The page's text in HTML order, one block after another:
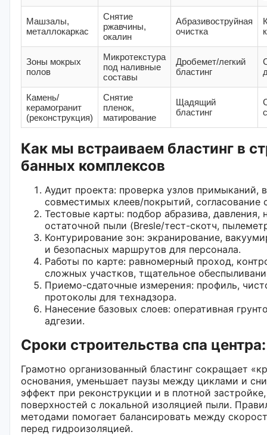
Машзалы,
металлокаркас
Снятие
ржавчины,
окалин
Абразивоструйная
очистка
Зоны мокрых
полов
Микротекстура
под наливные
составы
Дробемет/легкий
бластинг
Камень/
керамогранит
(реконструкция)
Снятие
пленок,
матирование
Щадящий
бластинг
Как мы встраиваем бластинг в
банных комплексов
Аудит проекта: проверка узлов
совместимых клеев/покрытий, согласование
Тестовые карты: подбор абразива, давления,
остаточной пыли (Bresle/тест-скотч,
Контурирование зон: экранирование,
и безопасных маршрутов для персонала.
Работы по карте: равномерный проход,
сложных участков, тщательное
Приемо-сдаточные измерения: профиль,
протоколы для технадзора.
Нанесение базовых слоев: оперативная
адгезии.
Сроки строительства спа
Грамотно организованный бластинг сокращает
основания, уменьшает паузы между циклами и
эффект при реконструкции и в плотной
поверхностей с локальной изоляцией пыли.
методами помогает балансировать между
перед гидроизоляцией.